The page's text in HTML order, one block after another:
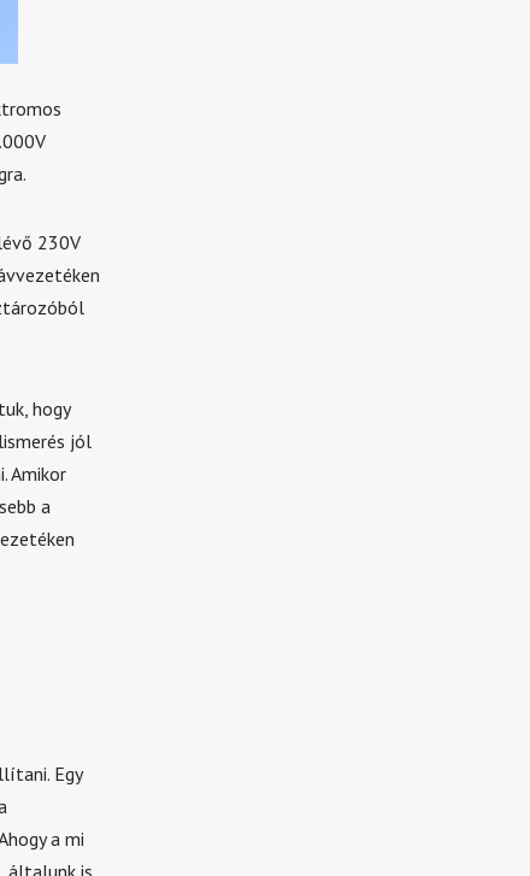
230V
hogy
jól
Amikor
a
Egy
a mi
általunk is